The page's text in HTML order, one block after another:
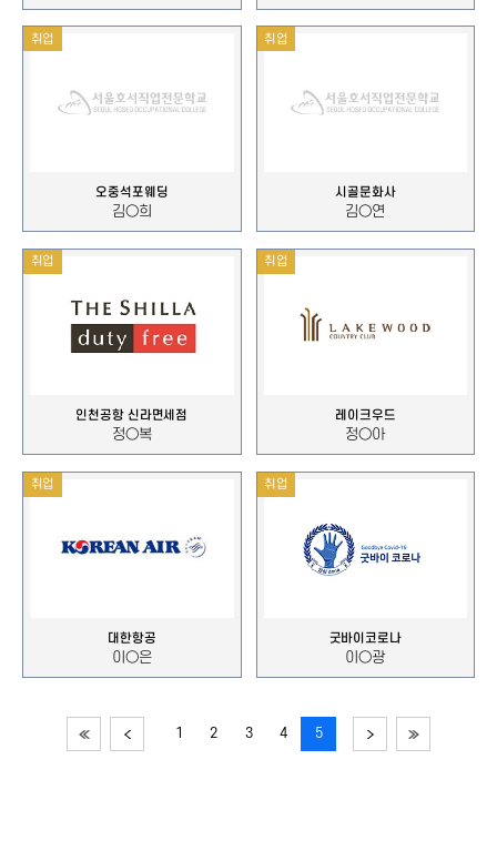
취업
오중석포웨딩
김○희
취업
시골문화사
김○연
취업
인천공항 신라면세점
정○복
취업
레이크우드
정○아
취업
대한항공
이○은
취업
굿바이코로나
이○광
1 2 3 4 5